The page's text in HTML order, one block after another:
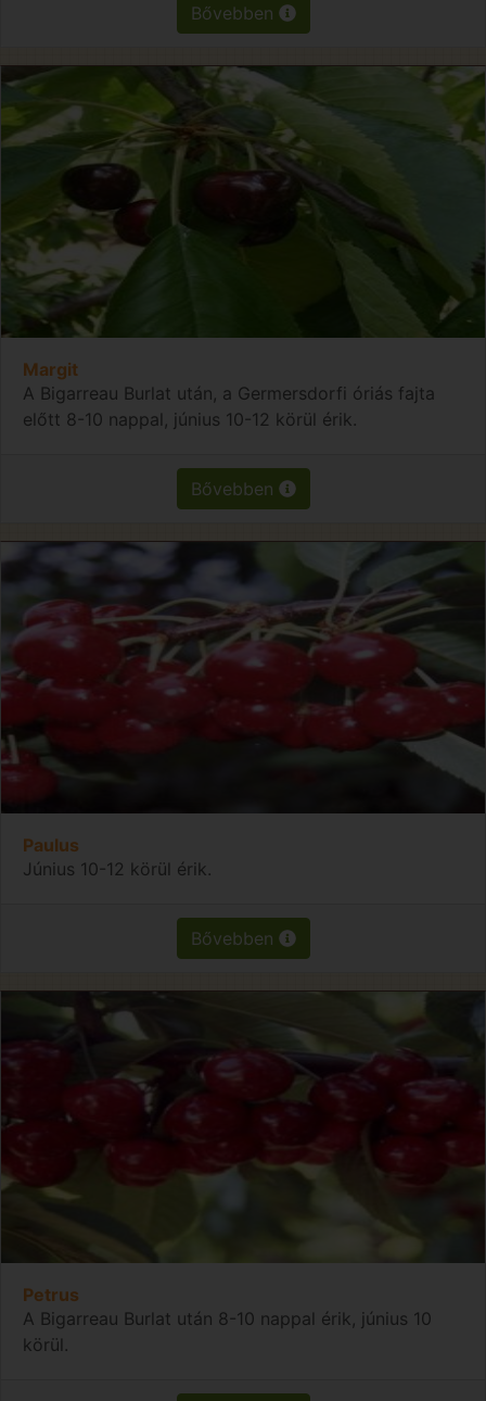
Bővebben
Margit
A Bigarreau Burlat után, a Germersdorfi óriás fajta
előtt 8-10 nappal, június 10-12 körül érik.
Bővebben
Paulus
Június 10-12 körül érik.
Bővebben
Petrus
A Bigarreau Burlat után 8-10 nappal érik, június 10
körül.